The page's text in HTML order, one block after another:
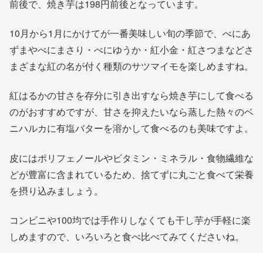
前後で、焼き芋は198円前後となっています。
10月から1月にかけてが一番美味しい旬の季節で、べにあ
ずまやべにまさり・べにゆうか・紅小金・紅さつまなどさ
まざまな紅の名が付く種類のサツマイモを楽しめますね。
紅はるかの甘さを存分に引き出すなら焼き芋にして食べる
のがおすすめですが、甘さを抑えたいなら蒸した熱々のベ
ニハルカに有塩バターを溶かして食べるのも美味ですよ。
皮にはポリフェノールやビタミン・ミネラル・食物繊維な
どが豊富に含まれているため、捨てずに丸ごと食べて栄養
を摂り込みましょう。
コンビニや100均では手作りしなくても干し芋が手軽に楽
しめますので、いろいろと食べ比べてみてくださいね。